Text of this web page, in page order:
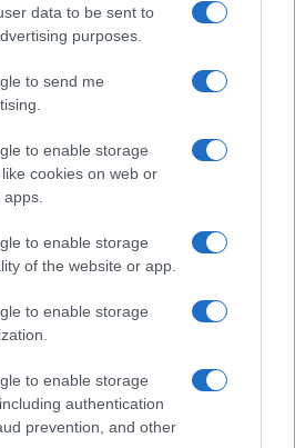
data to be sent to
purposes.
to send me
to enable storage
cookies on web or
to enable storage
of the website or app.
to enable storage
to enable storage
authentication
prevention, and other
la coppia che unisce